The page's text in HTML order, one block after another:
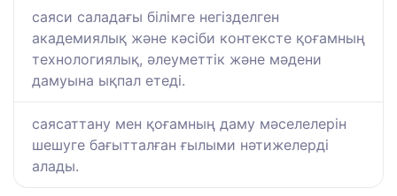
саяси саладағы білімге негізделген
академиялық және кәсіби контексте қоғамның
технологиялық, әлеуметтік және мәдени
дамуына ықпал етеді.
саясаттану мен қоғамның даму мәселелерін
шешуге бағытталған ғылыми нәтижелерді
алады.